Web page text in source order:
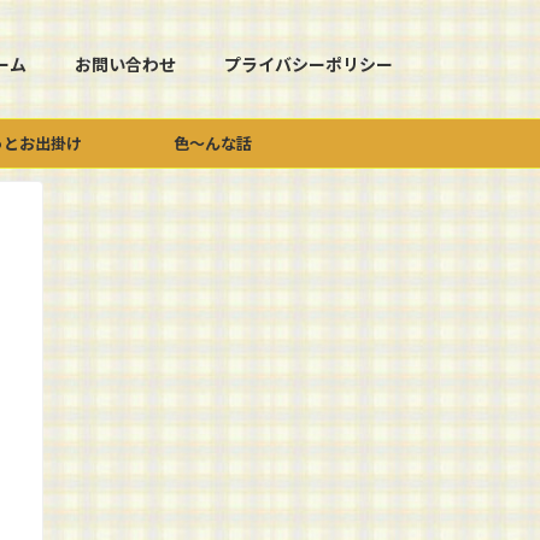
ム お問い合わせ プライバシーポリシー
お出掛け 色～んな話